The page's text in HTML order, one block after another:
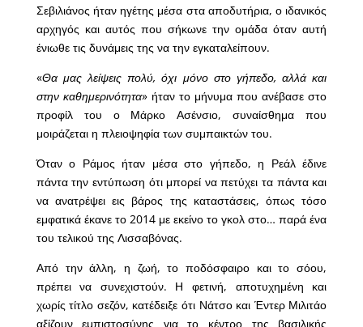
Σεβιλιάνος ήταν ηγέτης μέσα στα αποδυτήρια, ο ιδανικός
αρχηγός και αυτός που σήκωνε την ομάδα όταν αυτή
ένιωθε τις δυνάμεις της να την εγκαταλείπουν.
«Θα μας λείψεις πολύ, όχι μόνο στο γήπεδο, αλλά και
στην καθημερινότητα» ήταν το μήνυμα που ανέβασε στο
προφίλ του ο Μάρκο Ασένσιο, συναίσθημα που
μοιράζεται η πλειοψηφία των συμπαικτών του.
Όταν ο Ράμος ήταν μέσα στο γήπεδο, η Ρεάλ έδινε
πάντα την εντύπωση ότι μπορεί να πετύχει τα πάντα και
να ανατρέψει εις βάρος της καταστάσεις, όπως τόσο
εμφατικά έκανε το 2014 με εκείνο το γκολ στο… παρά ένα
του τελικού της Λισσαβόνας.
Από την άλλη, η ζωή, το ποδόσφαιρο και το σόου,
πρέπει να συνεχιστούν. Η φετινή, αποτυχημένη και
χωρίς τίτλο σεζόν, κατέδειξε ότι Νάτσο και Έντερ Μιλιτάο
αξίζουν εμπιστοσύνης για το κέντρο της βασιλικής